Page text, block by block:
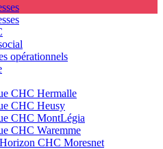
opérationnels
CHC Hermalle
CHC Heusy
CHC MontLégia
CHC Waremme
CHC Moresnet